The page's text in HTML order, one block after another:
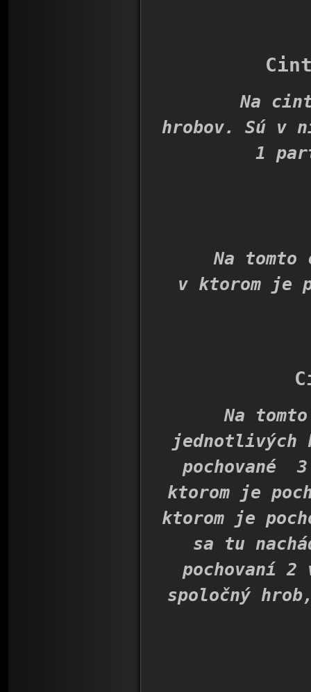
Na
hrobov. Sú v
1
Na tomto
v ktorom je
Na tomto
jednotlivých
pochované
ktorom je
ktorom je
sa tu
pochovaní 2
spoločný